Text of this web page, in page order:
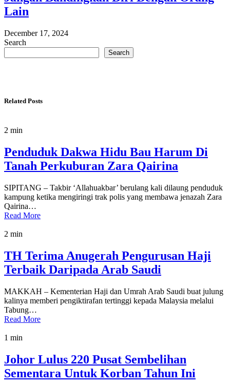
Lain
December 17, 2024
Search
Search
Related Posts
2 min
Penduduk Dakwa Hidu Bau Harum Di
Tanah Perkuburan Zara Qairina
SIPITANG – Takbir ‘Allahuakbar’ berulang kali dilaung penduduk
kampung ketika mengiringi trak polis yang membawa jenazah Zara
Qairina…
Read More
2 min
TH Terima Anugerah Pengurusan Haji
Terbaik Daripada Arab Saudi
MAKKAH – Kementerian Haji dan Umrah Arab Saudi buat julung
kalinya memberi pengiktirafan tertinggi kepada Malaysia melalui
Tabung…
Read More
1 min
Johor Lulus 220 Pusat Sembelihan
Sementara Untuk Korban Tahun Ini